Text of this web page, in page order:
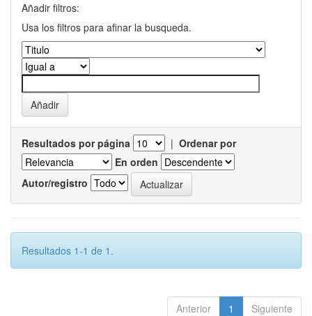
Añadir filtros:
Usa los filtros para afinar la busqueda.
Resultados por página | Ordenar por
En orden
Autor/registro
Resultados 1-1 de 1.
Anterior 1 Siguiente